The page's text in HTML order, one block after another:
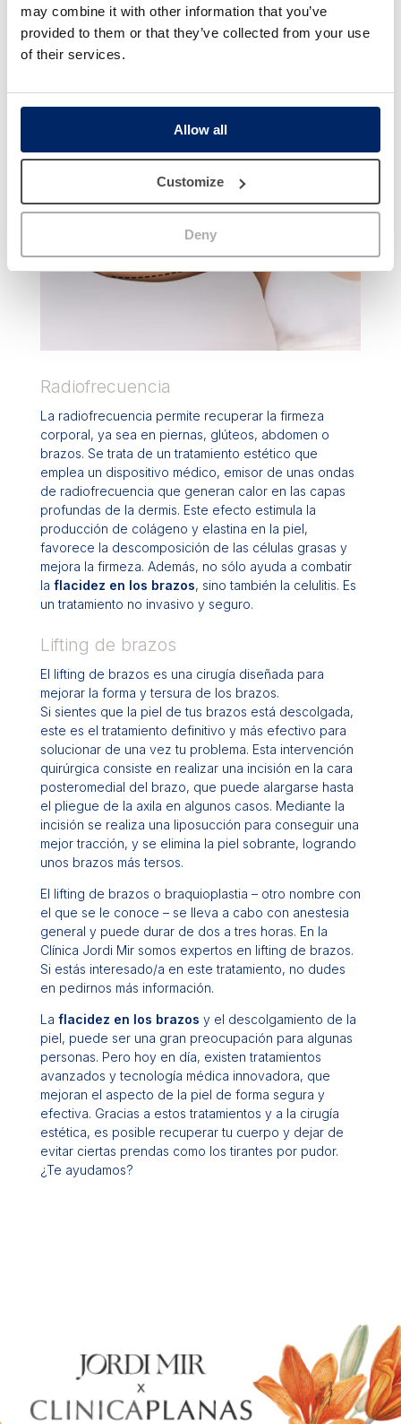
may combine it with other information that you’ve
provided to them or that they’ve collected from your use
of their services.
Allow all
Customize
Deny
Tratamientos para
combatir la flacidez en los
brazos
efectivos para combatir la falta de firmeza en los
Radiofrecuencia
La radiofrecuencia permite recuperar la firmeza
corporal, ya sea en piernas, glúteos, abdomen o
brazos. Se trata de un tratamiento estético que
emplea un dispositivo médico, emisor de unas ondas
de radiofrecuencia que generan calor en las capas
profundas de la dermis. Este efecto estimula la
producción de colágeno y elastina en la piel,
favorece la descomposición de las células grasas y
mejora la firmeza. Además, no sólo ayuda a combatir
la flacidez en los brazos, sino también la celulitis. Es
un tratamiento no invasivo y seguro.
Lifting de brazos
El lifting de brazos es una cirugía diseñada para
mejorar la forma y tersura de los brazos.
Si sientes que la piel de tus brazos está descolgada,
este es el tratamiento definitivo y más efectivo para
solucionar de una vez tu problema. Esta intervención
quirúrgica consiste en realizar una incisión en la cara
posteromedial del brazo, que puede alargarse hasta
el pliegue de la axila en algunos casos. Mediante la
incisión se realiza una liposucción para conseguir una
mejor tracción, y se elimina la piel sobrante, logrando
unos brazos más tersos.
El lifting de brazos o braquioplastia – otro nombre con
el que se le conoce – se lleva a cabo con anestesia
general y puede durar de dos a tres horas. En la
Clínica Jordi Mir somos expertos en lifting de brazos.
Si estás interesado/a en este tratamiento, no dudes
en pedirnos más información.
La flacidez en los brazos y el descolgamiento de la
piel, puede ser una gran preocupación para algunas
personas. Pero hoy en día, existen tratamientos
avanzados y tecnología médica innovadora, que
mejoran el aspecto de la piel de forma segura y
efectiva. Gracias a estos tratamientos y a la cirugía
estética, es posible recuperar tu cuerpo y dejar de
evitar ciertas prendas como los tirantes por pudor.
¿Te ayudamos?